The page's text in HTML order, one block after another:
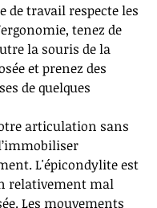
de travail respecte les
tenez de
la souris de la
et prenez des
de quelques
articulation sans
L'épicondylite est
relativement mal
Les mouvements